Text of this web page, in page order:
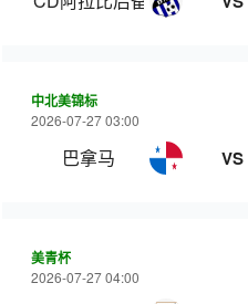
中北美锦标
2026-07-27 03:00
巴拿马 VS
美青杯
2026-07-27 04:00